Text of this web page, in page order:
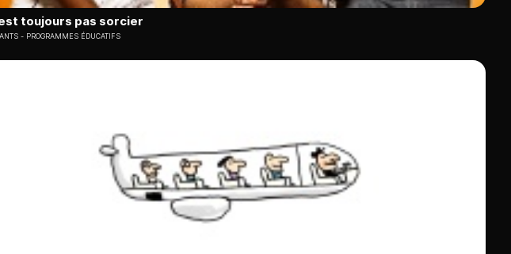
toujours pas sorcier
PROGRAMMES ÉDUCATIFS